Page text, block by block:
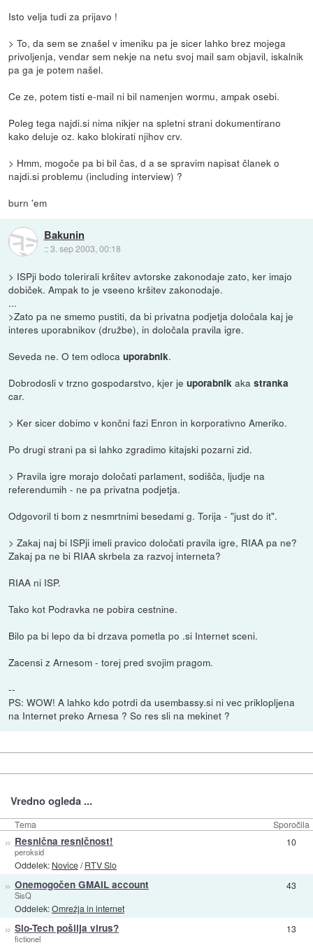
Isto velja tudi za prijavo !
> To, da sem se znašel v imeniku pa je sicer lahko brez mojega
privoljenja, vendar sem nekje na netu svoj mail sam objavil, iskalnik
pa ga je potem našel.
Ce ze, potem tisti e-mail ni bil namenjen wormu, ampak osebi.
Poleg tega najdi.si nima nikjer na spletni strani dokumentirano
kako deluje oz. kako blokirati njihov crv.
> Hmm, mogoče pa bi bil čas, d a se spravim napisat članek o
najdi.si problemu (including interview) ?
burn 'em
Bakunin
::3. sep 2003, 00:18
> ISPji bodo tolerirali kršitev avtorske zakonodaje zato, ker imajo
dobiček. Ampak to je vseeno kršitev zakonodaje.
...
>Zato pa ne smemo pustiti, da bi privatna podjetja določala kaj je
interes uporabnikov (družbe), in določala pravila igre.
Seveda ne. O tem odlocauporabnik.
Dobrodosli v trzno gospodarstvo, kjer jeuporabnik akastranka
car.
> Ker sicer dobimo v končni fazi Enron in korporativno Ameriko.
Po drugi strani pa si lahko zgradimo kitajski pozarni zid.
> Pravila igre morajo določati parlament, sodišča, ljudje na
referendumih - ne pa privatna podjetja.
Odgovoril ti bom z nesmrtnimi besedami g. Torija - "just do it".
> Zakaj naj bi ISPji imeli pravico določati pravila igre, RIAA pa ne?
Zakaj pa ne bi RIAA skrbela za razvoj interneta?
RIAA ni ISP.
Tako kot Podravka ne pobira cestnine.
Bilo pa bi lepo da bi drzava pometla po .si Internet sceni.
Zacensi z Arnesom - torej pred svojim pragom.
--
PS: WOW! A lahko kdo potrdi da usembassy.si ni vec priklopljena
na Internet preko Arnesa ? So res sli na mekinet ?
Vredno ogleda ...
Tema Sporočila
» Resnična resničnost!
peroksid
Oddelek: Novice/RTV Slo
10
» Onemogočen GMAIL account
SisQ
Oddelek:Omrežja in internet
43
» Slo-Tech pošilja virus?
fictionel
13